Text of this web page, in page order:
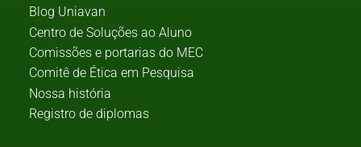
Blog Uniavan
Centro de Soluções ao Aluno
Comissões e portarias do MEC
Comitê de Ética em Pesquisa
Nossa história
Registro de diplomas